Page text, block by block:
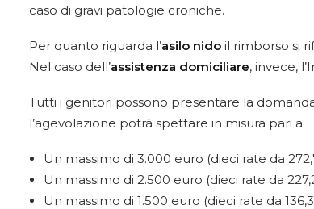
caso di gravi patologie croniche.
Per quanto riguarda l’asilo nido il rimborso si
Nel caso dell’assistenza domiciliare, invece,
Tutti i genitori possono presentare la
l’agevolazione potrà spettare in misura pari a:
Un massimo di 3.000 euro (dieci rate da
Un massimo di 2.500 euro (dieci rate da
Un massimo di 1.500 euro (dieci rate da